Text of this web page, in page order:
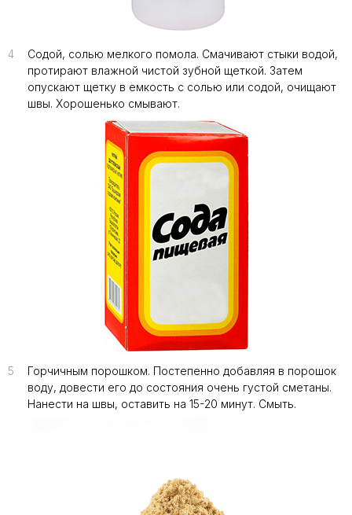
Содой, солью мелкого помола. Смачивают стыки водой,
протирают влажной чистой зубной щеткой. Затем
опускают щетку в емкость с солью или содой, очищают
швы. Хорошенько смывают.
4
Горчичным порошком. Постепенно добавляя в порошок
воду, довести его до состояния очень густой сметаны.
Нанести на швы, оставить на 15-20 минут. Смыть.
5